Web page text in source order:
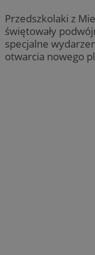
Przedszkolaki z
świętowały
specjalne
otwarcia nowego